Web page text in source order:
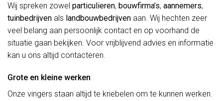
Wij spreken zowel particulieren, bouwfirma’s, aannemers,
tuinbedrijven als landbouwbedrijven aan. Wij hechten zeer
veel belang aan persoonlijk contact en op voorhand de
situatie gaan bekijken. Voor vrijblijvend advies en informatie
kan u ons altijd contacteren.
Grote en kleine werken
Onze vingers staan altijd te kriebelen om te kunnen werken.